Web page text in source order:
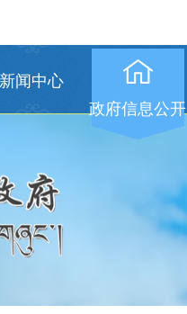
新闻中心
政府信息公开